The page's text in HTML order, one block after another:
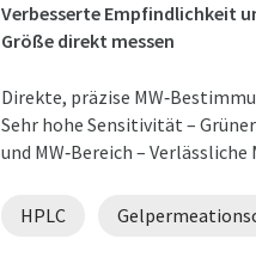
Verbesserte Empfindlichkeit
Größe direkt messen
Direkte, präzise
Sehr hohe Sensitivität –
und MW‑Bereich –
HPLC